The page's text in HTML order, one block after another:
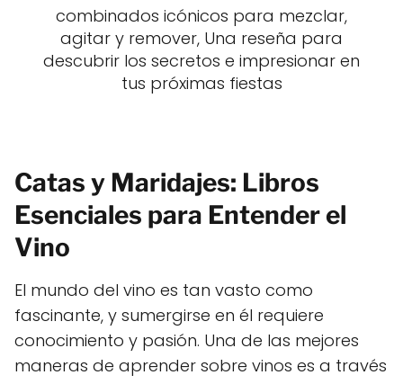
combinados icónicos para mezclar,
agitar y remover, Una reseña para
descubrir los secretos e impresionar en
tus próximas fiestas
Catas y Maridajes: Libros
Esenciales para Entender el
Vino
El mundo del vino es tan vasto como
fascinante, y sumergirse en él requiere
conocimiento y pasión. Una de las mejores
maneras de aprender sobre vinos es a través